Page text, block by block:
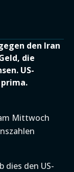
den Iran
die
US-
Mittwoch
dies den US-